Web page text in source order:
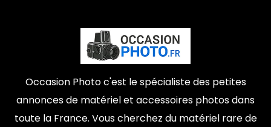
Occasion Photo c'est le spécialiste des petites
annonces de matériel et accessoires photos dans
toute la France. Vous cherchez du matériel rare de